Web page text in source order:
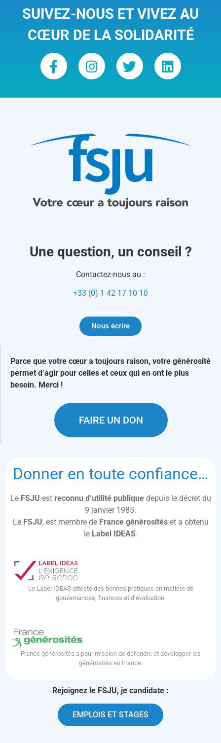
SUIVEZ-NOUS ET VIVEZ AU
CŒUR DE LA SOLIDARITÉ
Une question, un conseil ?
Contactez-nous au :
+33 (0) 1 42 17 10 10
Nous écrire
Parce que votre cœur a toujours raison, votre générosité
permet d’agir pour celles et ceux qui en ont le plus
besoin. Merci !
FAIRE UN DON
Donner en toute confiance…
Le FSJU est reconnu d’utilité publique depuis le décret du
9 janvier 1985.
Le FSJU, est membre de France générositéset a obtenu
le Label IDEAS.
Le Label IDEAS atteste des bonnes pratiques en matière de
gouvernances, finances et d’évaluation.
France générosités a pour mission de défendre et développer les
générosités en France.
Rejoignez le FSJU, je candidate :
EMPLOIS ET STAGES